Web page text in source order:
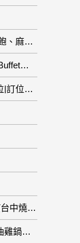
台中火鍋推薦|精選台中火鍋吃到飽、麻辣鍋、鴛鴦鍋、石頭火鍋、酸菜白肉鍋、海鮮鍋、燒酒雞、麻油雞、壽喜燒等熱門人氣火鍋店!
台中吃到飽推薦|精選台中吃到飽Buffet自助餐廳
燒肉風間KAZAMA-餐點|菜單|價位|訂位資訊
肉肉燒肉五權西店|寵物友善餐廳(台中燒肉推薦)
湯棧公益店，大推燒酒雞鍋、麻油雞鍋暖暖有夠補